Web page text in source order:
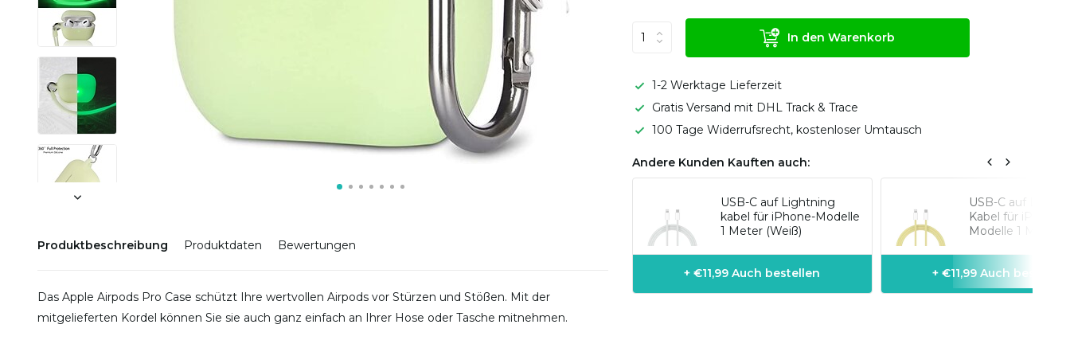
Produktbeschreibung Produktdaten Bewertungen
Das Apple Airpods Pro Case schützt Ihre wertvollen Airpods vor Stürzen und Stößen. Mit der
mitgelieferten Kordel können Sie sie auch ganz einfach an Ihrer Hose oder Tasche mitnehmen.
In den Warenkorb
1-2 Werktage Lieferzeit
Gratis Versand mit DHL Track & Trace
100 Tage Widerrufsrecht, kostenloser Umtausch
Andere Kunden Kauften auch:
USB-C auf Lightning
kabel für iPhone-Modelle
1 Meter (Weiß)
+ €11,99 Auch bestellen
USB-C auf
Kabel für iPhone-
Modelle 1 Meter
+ €11,99 Auch bestellen